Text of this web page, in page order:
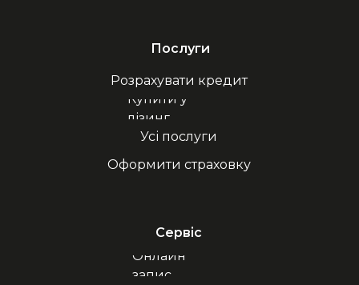
Онлайн
запис
Сервіс
Купити у
лізинг
Оформити страховку
Усі послуги
Послуги
Розрахувати кредит